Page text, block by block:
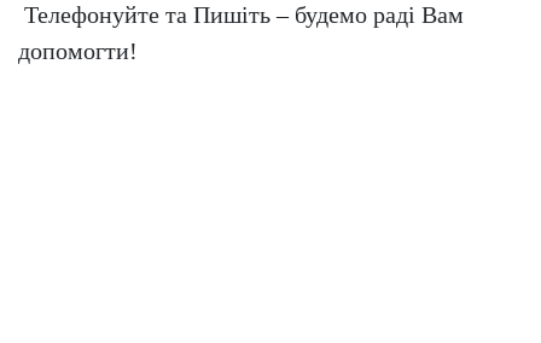
Телефонуйте та Пишіть – будемо раді Вам
допомогти!